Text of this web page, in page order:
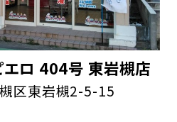
エロ 404号 東岩槻店
区東岩槻2-5-15